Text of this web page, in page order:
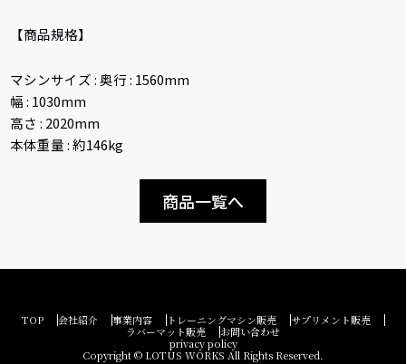
【商品規格】
マシンサイズ : 奥行 : 1560mm
幅 : 1030mm
高さ : 2020mm
本体重量 : 約146kg
商品一覧へ
TOP 会社紹介 事業内容 トレーニングマシン販売
サプリメント販売
ラバーマット販売
お問い合わせ
privacy policy
Copyright © LOTUS WORKS All Rights Reserved.